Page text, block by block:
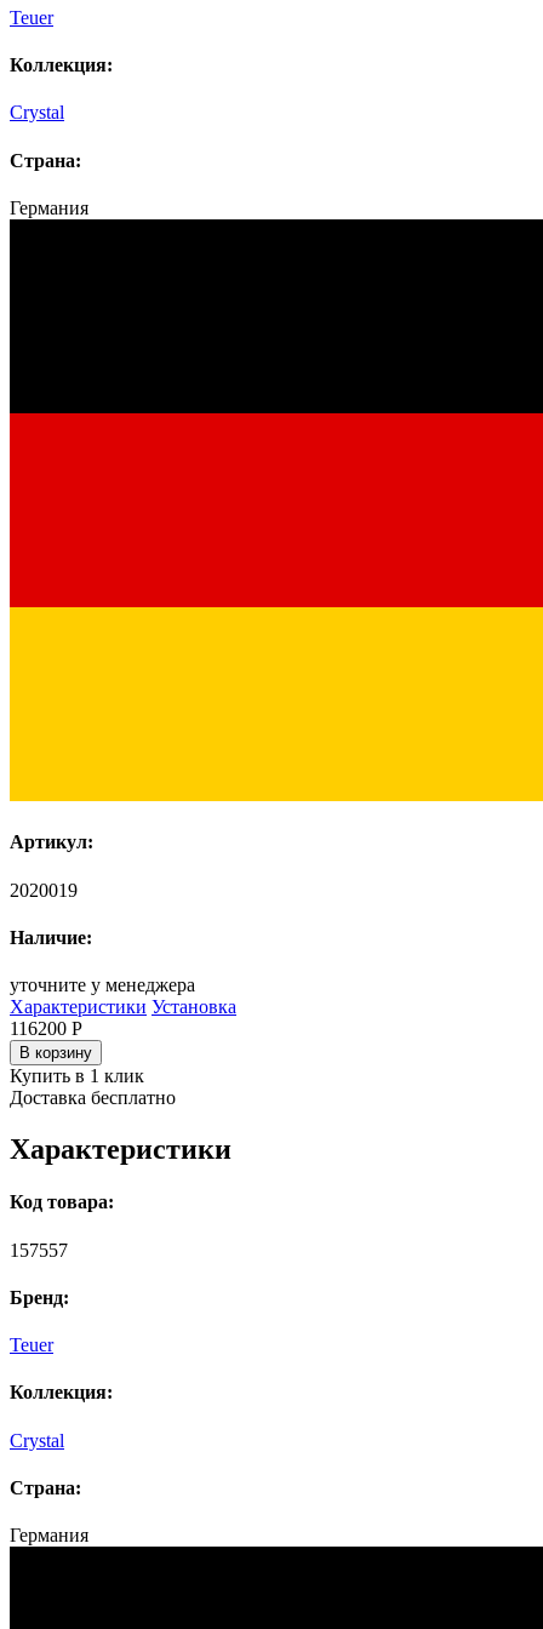
Teuer
Коллекция:
Crystal
Страна:
Германия
Артикул:
2020019
Наличие:
уточните у менеджера
Характеристики Установка
116200 Р
В корзину
Купить в 1 клик
Доставка бесплатно
Характеристики
Код товара:
157557
Бренд:
Teuer
Коллекция:
Crystal
Страна:
Германия